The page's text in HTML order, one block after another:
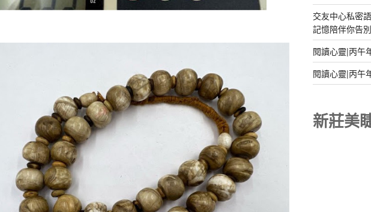
交友中心私密
記憶陪伴你告
閱讀心靈|丙午
閱讀心靈|丙午
新莊美